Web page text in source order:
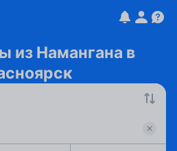
из Намангана в